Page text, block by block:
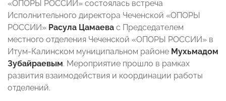
«ОПОРЫ РОССИИ» состоялась встреча
Исполнительного директора Чеченской «ОПОРЫ
РОССИИ» Расула Цамаева с Председателем
местного отделения Чеченской «ОПОРЫ РОССИИ» в
Итум-Калинском муниципальном районе Мухьмадом
Зубайраевым. Мероприятие прошло в рамках
развития взаимодействия и координации работы
отделений.